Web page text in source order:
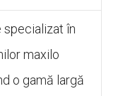
specializat în
maxilo
o gamă largă